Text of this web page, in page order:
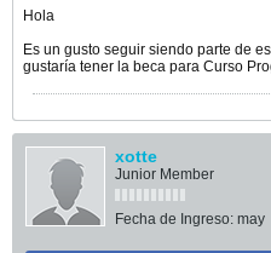
Hola
Es un gusto seguir siendo parte de
gustaría tener la beca para Curso
xotte
Junior Member
Fecha de Ingreso: may